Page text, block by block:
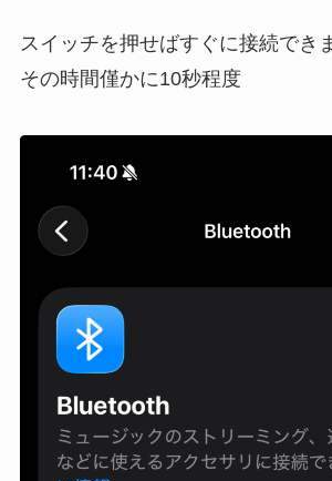
スイッチを押せばすぐに接続でき
その時間僅かに10秒程度